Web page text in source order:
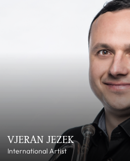
VJERAN JEZEK
International Artist